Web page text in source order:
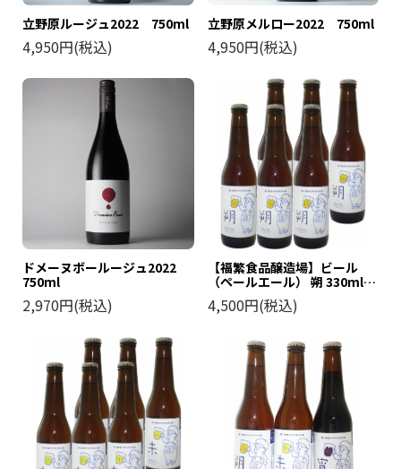
立野原ルージュ2022 750ml
4,950円(税込)
立野原メルロー2022 750ml
4,950円(税込)
ドメーヌボールージュ2022
750ml
2,970円(税込)
【福繁食品醸造場】ビール
（ペールエール） 朔 330ml６
本セット
4,500円(税込)